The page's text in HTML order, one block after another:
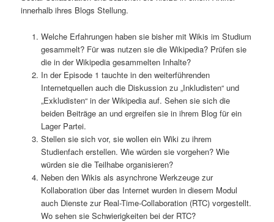
innerhalb ihres Blogs Stellung.
Welche Erfahrungen haben sie bisher mit Wikis im Studium
gesammelt? Für was nutzen sie die Wikipedia? Prüfen sie
die in der Wikipedia gesammelten Inhalte?
In der Episode 1 tauchte in den weiterführenden
Internetquellen auch die Diskussion zu „Inkludisten“ und
„Exkludisten“ in der Wikipedia auf. Sehen sie sich die
beiden Beiträge an und ergreifen sie in ihrem Blog für ein
Lager Partei.
Stellen sie sich vor, sie wollen ein Wiki zu ihrem
Studienfach erstellen. Wie würden sie vorgehen? Wie
würden sie die Teilhabe organisieren?
Neben den Wikis als asynchrone Werkzeuge zur
Kollaboration über das Internet wurden in diesem Modul
auch Dienste zur Real-Time-Collaboration (RTC) vorgestellt.
Wo sehen sie Schwierigkeiten bei der RTC?